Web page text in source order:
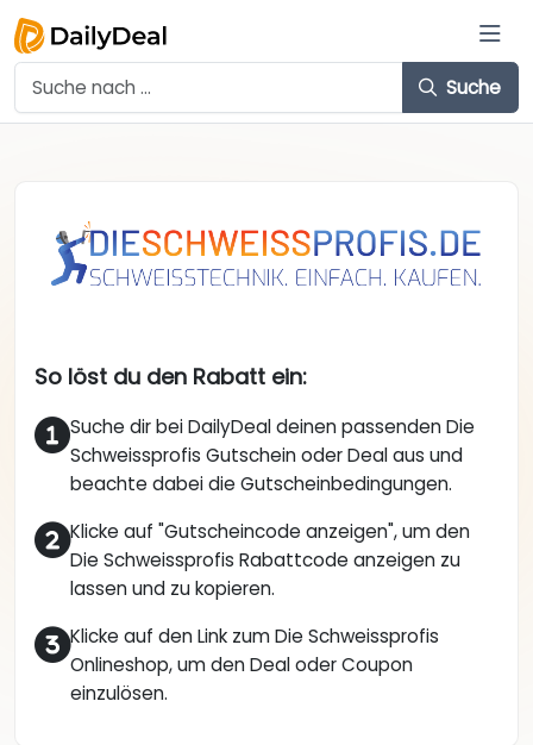
Suche
So löst du den Rabatt ein:
Suche dir bei DailyDeal deinen passenden Die
Schweissprofis Gutschein oder Deal aus und
beachte dabei die Gutscheinbedingungen.
Klicke auf "Gutscheincode anzeigen", um den
Die Schweissprofis Rabattcode anzeigen zu
lassen und zu kopieren.
Klicke auf den Link zum Die Schweissprofis
Onlineshop, um den Deal oder Coupon
einzulösen.